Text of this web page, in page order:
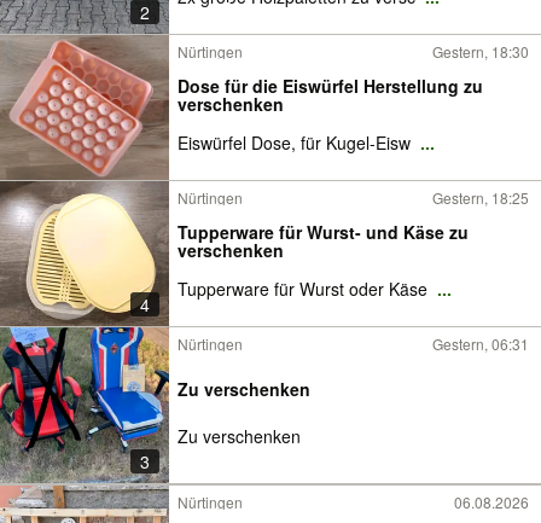
2
Nürtingen Gestern, 18:30
Dose für die Eiswürfel Herstellung zu
verschenken
Eiswürfel Dose, für Kugel-Eisw ...
4
Nürtingen Gestern, 18:25
Tupperware für Wurst- und Käse zu
verschenken
Tupperware für Wurst oder Käse ...
3
Nürtingen Gestern, 06:31
Zu verschenken
Zu verschenken
Nürtingen 06.08.2026